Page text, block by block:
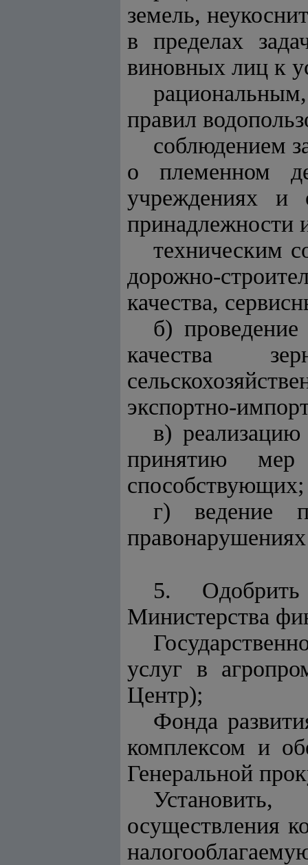
земель,
в пределах
виновных лиц к
правил
соблюдением
о племенном
учреждениях и
принадлежности
техническим
дорожно-
качества,
б) проведение
качества
экспортно-
в)
принятию
способствующих;
г) ведение
5. Одобрить
Министерства
услуг в
Центр);
Фонда
комплексом и
Генеральной
осуществления